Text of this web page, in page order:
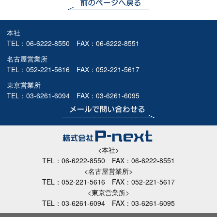
本社
TEL： 06-6222-8550 FAX：06-6222-8551
名古屋営業所
TEL： 052-221-5616 FAX：052-221-5617
東京営業所
TEL： 03-6261-6094 FAX：03-6261-6095
<本社>
TEL： 06-6222-8550 FAX：06-6222-8551
<名古屋営業所>
TEL： 052-221-5616 FAX：052-221-5617
<東京営業所>
TEL： 03-6261-6094 FAX：03-6261-6095